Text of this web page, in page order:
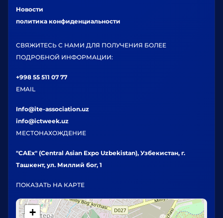
Новости
политика конфиденциальности
СВЯЖИТЕСЬ С НАМИ ДЛЯ ПОЛУЧЕНИЯ БОЛЕЕ
ПОДРОБНОЙ ИНФОРМАЦИИ:
+998 55 511 07 77
EMAIL
Info@ite-association.uz
info@ictweek.uz
МЕСТОНАХОЖДЕНИЕ
"CAEx" (Central Asian Expo Uzbekistan), Узбекистан, г.
Ташкент, ул. Миллий бог, 1
ПОКАЗАТЬ НА КАРТЕ
+